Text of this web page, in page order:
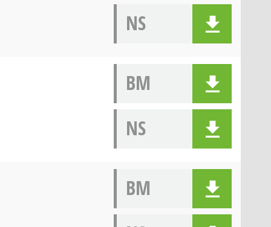
NS
BM
NS
BM